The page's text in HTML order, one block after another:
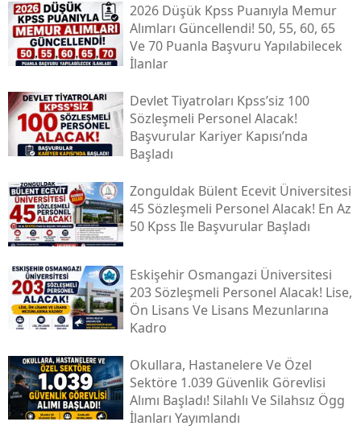
2026 Düşük Kpss Puanıyla Memur
Alımları Güncellendi! 50, 55, 60, 65
Ve 70 Puanla Başvuru Yapılabilecek
İlanlar
Devlet Tiyatroları Kpss’siz 100
Sözleşmeli Personel Alacak!
Başvurular Kariyer Kapısı’nda
Başladı
Zonguldak Bülent Ecevit Üniversitesi
45 Sözleşmeli Personel Alacak! En Az
50 Kpss Ile Başvurular Başladı
Eskişehir Osmangazi Üniversitesi
203 Sözleşmeli Personel Alacak! Lise,
Ön Lisans Ve Lisans Mezunlarına
Kadro
Okullara, Hastanelere Ve Özel
Sektöre 1.039 Güvenlik Görevlisi
Alımı Başladı! Silahlı Ve Silahsız Ögg
İlanları Yayımlandı